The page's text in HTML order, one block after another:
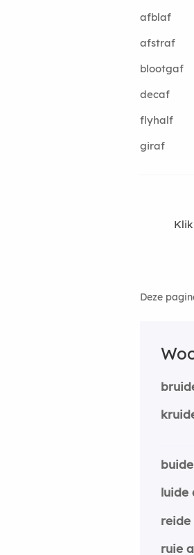
afblaf
afstraf
blootgaf
decaf
flyhalf
giraf
Deze
luide
ruie